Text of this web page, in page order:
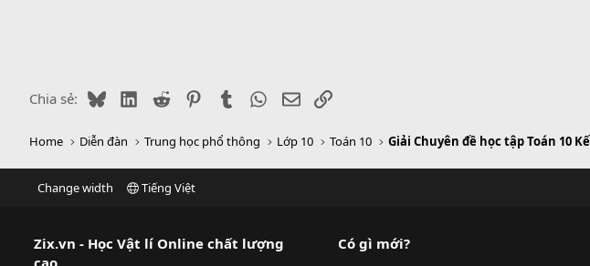
Chia sẻ: BlueskyLinkedIn
Reddit PinterestTumblr WhatsApp
EmailLink
Home Diễn đàn Trung học phổ thông Lớp 10 Toán 10
Change width Tiếng Việt
Zix.vn - Học Vật lí Online chất lượng
Có gì mới?